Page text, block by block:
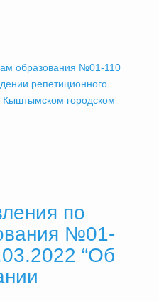
образования №01-110
репетиционного
городском
по
№01-
“Об